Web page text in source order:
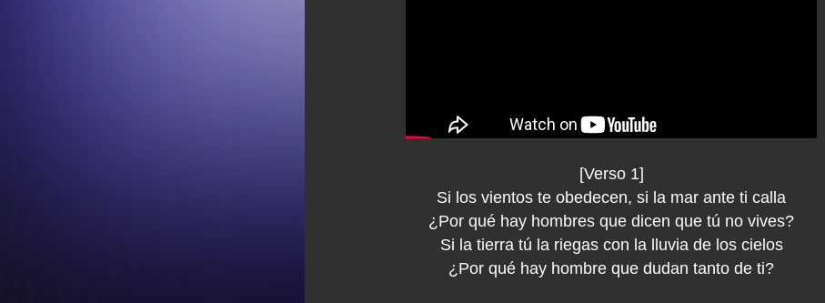
[Verso 1]
Si los vientos te obedecen, si la mar ante ti calla
¿Por qué hay hombres que dicen que tú no vives?
Si la tierra tú la riegas con la lluvia de los cielos
¿Por qué hay hombre que dudan tanto de ti?